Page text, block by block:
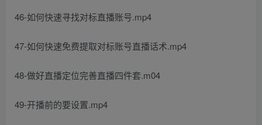
46-如何快速寻找对标直播账号.mp4
47-如何快速免费提取对标账号直播话术.mp4
48-做好直播定位完善直播四件套.m04
49-开播前的要设置.mp4